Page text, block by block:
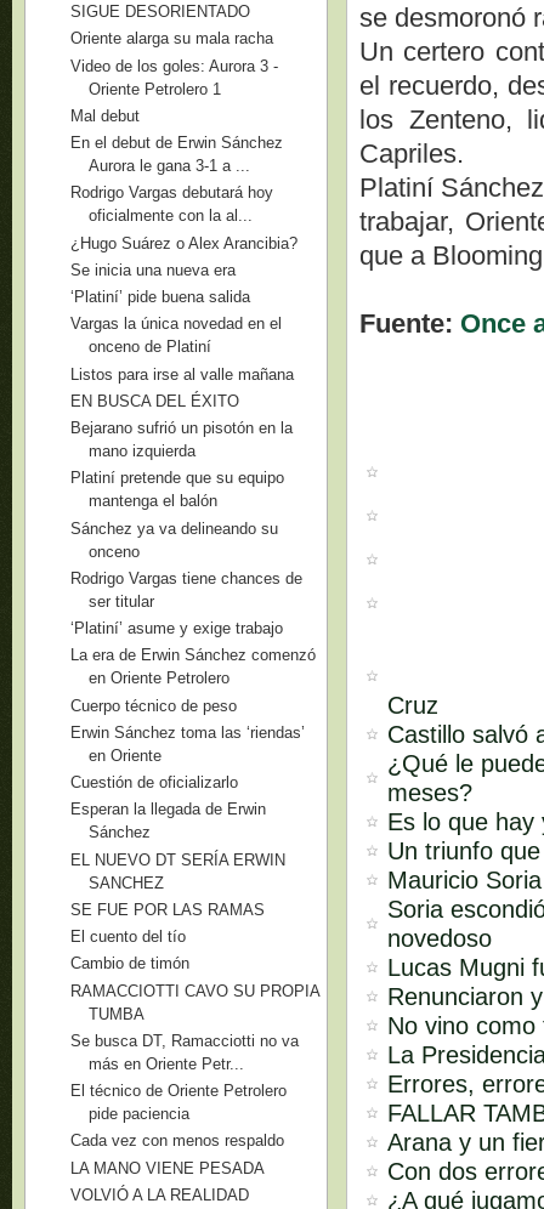
se desmoronó
Un certero
el recuerdo,
los Zenteno,
Capriles.
Platiní
trabajar,
que a
Fuente: Once
Cruz
Castillo salvó
¿Qué le
meses?
Es lo que hay
Un triunfo
Mauricio
Soria
novedoso
Lucas Mugni
Renunciaron
No vino
La
Errores,
FALLAR
Arana y un
Con dos
¿A qué
SIGUE DESORIENTADO
Oriente alarga su mala racha
Video de los goles: Aurora 3 -
Oriente Petrolero 1
Mal debut
En el debut de Erwin Sánchez
Aurora le gana 3-1 a ...
Rodrigo Vargas debutará hoy
oficialmente con la al...
¿Hugo Suárez o Alex Arancibia?
Se inicia una nueva era
‘Platiní’ pide buena salida
Vargas la única novedad en el
onceno de Platiní
Listos para irse al valle mañana
EN BUSCA DEL ÉXITO
Bejarano sufrió un pisotón en la
mano izquierda
Platiní pretende que su equipo
mantenga el balón
Sánchez ya va delineando su
onceno
Rodrigo Vargas tiene chances de
ser titular
‘Platiní’ asume y exige trabajo
La era de Erwin Sánchez comenzó
en Oriente Petrolero
Cuerpo técnico de peso
Erwin Sánchez toma las ‘riendas’
en Oriente
Cuestión de oficializarlo
Esperan la llegada de Erwin
Sánchez
EL NUEVO DT SERÍA ERWIN
SANCHEZ
SE FUE POR LAS RAMAS
El cuento del tío
Cambio de timón
RAMACCIOTTI CAVO SU PROPIA
TUMBA
Se busca DT, Ramacciotti no va
más en Oriente Petr...
El técnico de Oriente Petrolero
pide paciencia
Cada vez con menos respaldo
LA MANO VIENE PESADA
VOLVIÓ A LA REALIDAD